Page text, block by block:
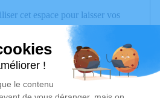
cet espace pour laisser vos
photos souvenirs, une anecdote
travers des poèmes ou des textes.
dédié à honorer la